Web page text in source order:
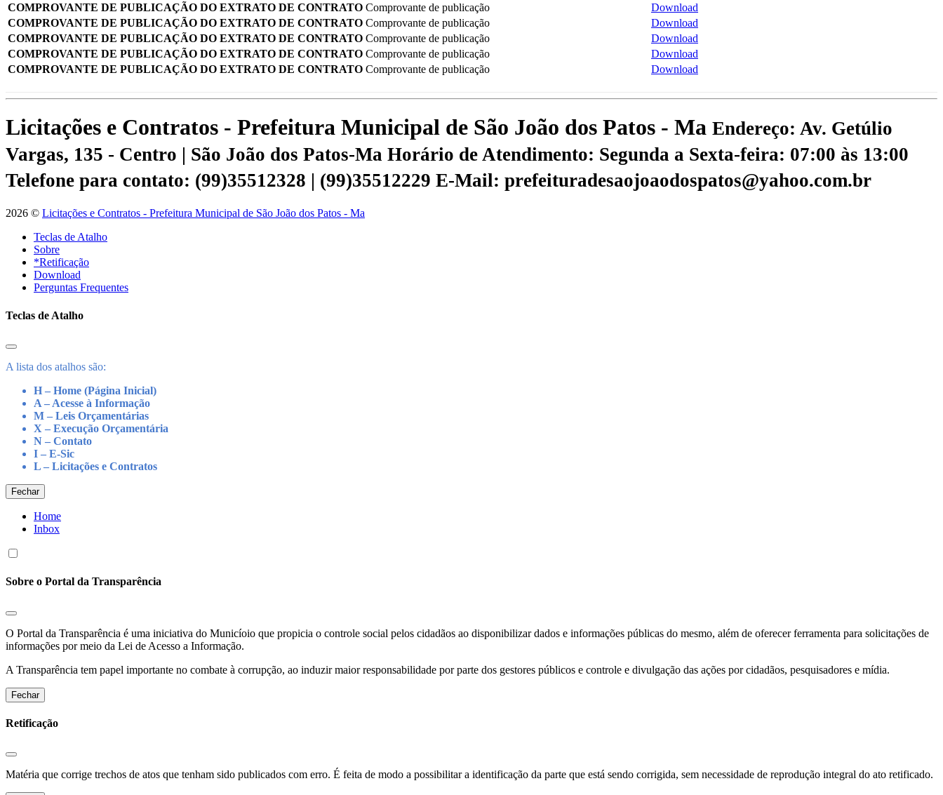
COMPROVANTE DE PUBLICAÇÃO DO EXTRATO DE CONTRATO Comprovante de publicação
Download
COMPROVANTE DE PUBLICAÇÃO DO EXTRATO DE CONTRATO Comprovante de publicação
Download
COMPROVANTE DE PUBLICAÇÃO DO EXTRATO DE CONTRATO Comprovante de publicação
Download
COMPROVANTE DE PUBLICAÇÃO DO EXTRATO DE CONTRATO Comprovante de publicação
Download
COMPROVANTE DE PUBLICAÇÃO DO EXTRATO DE CONTRATO Comprovante de publicação Download
Licitações e Contratos - Prefeitura Municipal de São João dos Patos - Ma Endereço: Av. Getúlio
Vargas, 135 - Centro | São João dos Patos-Ma Horário de Atendimento: Segunda a Sexta-feira: 07:00 às 13:00
Telefone para contato: (99)35512328 | (99)35512229 E-Mail: prefeituradesaojoaodospatos@yahoo.com.br
2026 © Licitações e Contratos - Prefeitura Municipal de São João dos Patos - Ma
Teclas de Atalho
Sobre
*Retificação
Download
Perguntas Frequentes
Teclas de Atalho
A lista dos atalhos são:
H – Home (Página Inicial)
A – Acesse à Informação
M – Leis Orçamentárias
X – Execução Orçamentária
N – Contato
I – E-Sic
L – Licitações e Contratos
Fechar
Home
Inbox
Sobre o Portal da Transparência
O Portal da Transparência é uma iniciativa do Municíoio que propicia o controle social pelos cidadãos ao disponibilizar dados e informações públicas do mesmo, além de oferecer ferramenta para solicitações de
informações por meio da Lei de Acesso a Informação.
A Transparência tem papel importante no combate à corrupção, ao induzir maior responsabilidade por parte dos gestores públicos e controle e divulgação das ações por cidadãos, pesquisadores e mídia.
Fechar
Retificação
Matéria que corrige trechos de atos que tenham sido publicados com erro. É feita de modo a possibilitar a identificação da parte que está sendo corrigida, sem necessidade de reprodução integral do ato retificado.